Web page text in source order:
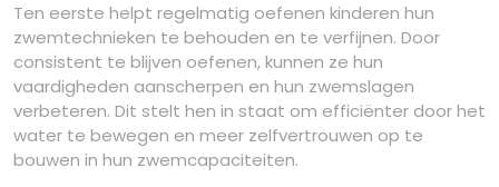
Ten eerste helpt regelmatig oefenen kinderen hun
zwemtechnieken te behouden en te verfijnen. Door
consistent te blijven oefenen, kunnen ze hun
vaardigheden aanscherpen en hun zwemslagen
verbeteren. Dit stelt hen in staat om efficiënter door het
water te bewegen en meer zelfvertrouwen op te
bouwen in hun zwemcapaciteiten.